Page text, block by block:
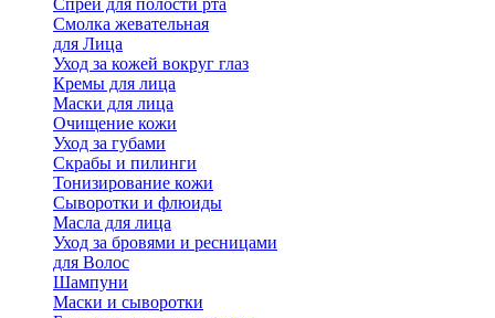
Спреи для полости рта
Смолка жевательная
для Лица
Уход за кожей вокруг глаз
Кремы для лица
Маски для лица
Очищение кожи
Уход за губами
Скрабы и пилинги
Тонизирование кожи
Сыворотки и флюиды
Масла для лица
Уход за бровями и ресницами
для Волос
Шампуни
Маски и сыворотки